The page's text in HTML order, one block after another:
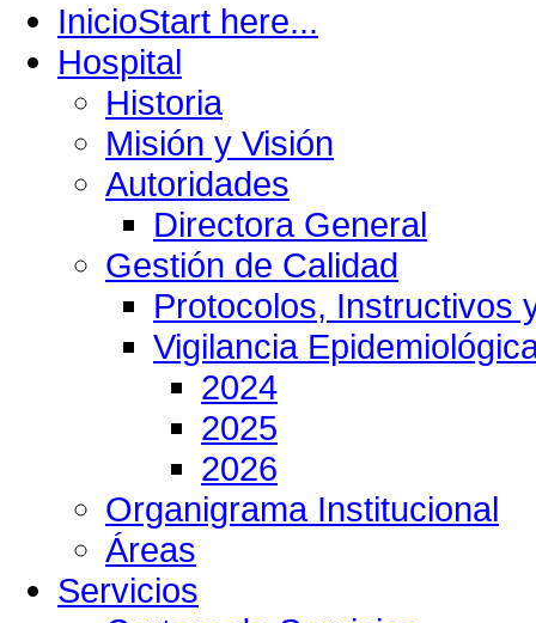
InicioStart here...
Hospital
Historia
Misión y Visión
Autoridades
Directora General
Gestión de Calidad
Protocolos, Instructivos
Vigilancia
2024
2025
2026
Organigrama Institucional
Áreas
Servicios